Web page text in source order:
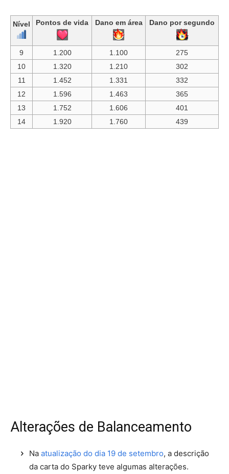
Nível Pontos de vida Dano em área Dano por segundo
9 1.200 1.100
275
10
1.320 1.210
302
11
1.452 1.331
332
12
1.596 1.463
365
13
1.752 1.606
401
14
1.920 1.760 439
Alterações de Balanceamento
Na atualização do dia 19 de setembro, a descrição
da carta do Sparky teve algumas alterações.